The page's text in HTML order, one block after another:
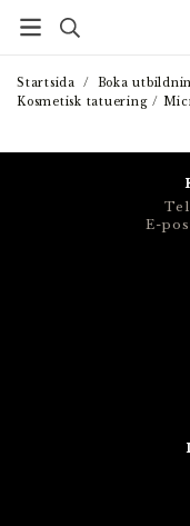
Startsida / Boka
Kosmetisk tatuering /
E-